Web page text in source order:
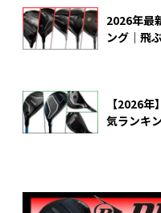
2026年最
ング｜飛
【2026
気ランキ